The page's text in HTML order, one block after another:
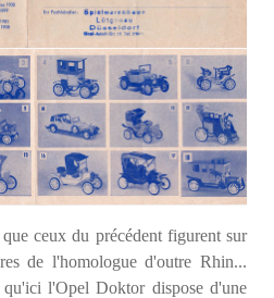
ceux du précédent figurent sur
de l'homologue d'outre Rhin...
l'Opel Doktor dispose d'une